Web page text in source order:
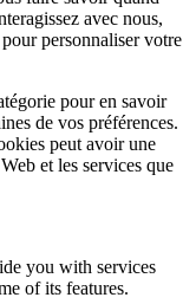
avec nous,
personnaliser votre
pour en savoir
de vos préférences.
peut avoir une
et les services que
you with services
of its features.